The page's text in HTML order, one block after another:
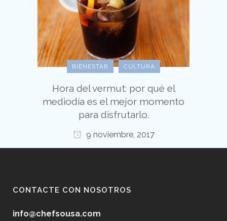
BIENESTAR CULTURA
Hora del vermut: por qué el
mediodía es el mejor momento
para disfrutarlo.
9 noviembre, 2017
CONTACTE CON NOSOTROS
info@chefsousa.com